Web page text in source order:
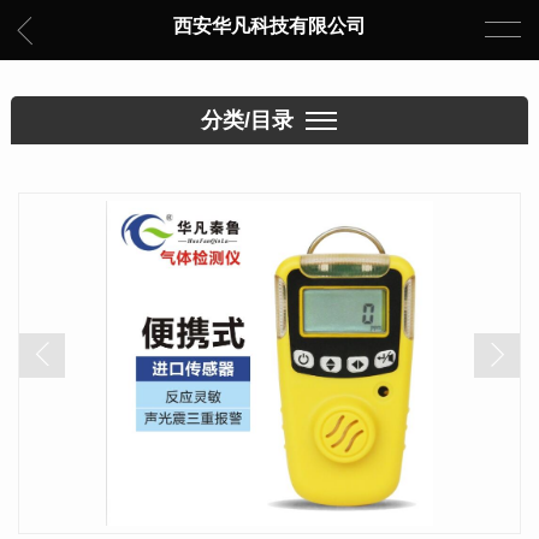
西安华凡科技有限公司
分类/目录